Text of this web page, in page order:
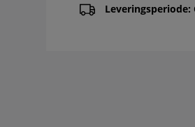
Leveringsperiode: